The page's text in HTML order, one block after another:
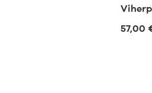
57,00